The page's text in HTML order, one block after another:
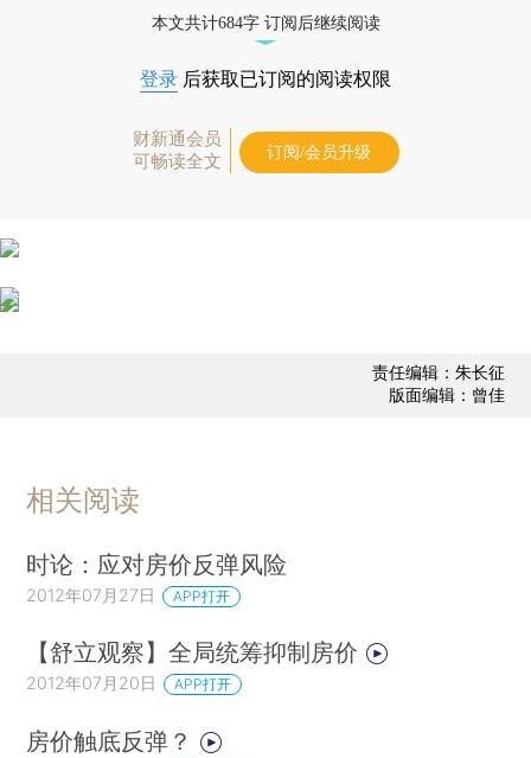
本文共计684字 订阅后继续阅读
登录 后获取已订阅的阅读权限
财新通会员
可畅读全文
订阅/会员升级
责任编辑：朱长征
版面编辑：曾佳
相关阅读
时论：应对房价反弹风险
2012年07月27日 APP打开
【舒立观察】全局统筹抑制房价
2012年07月20日 APP打开
房价触底反弹？